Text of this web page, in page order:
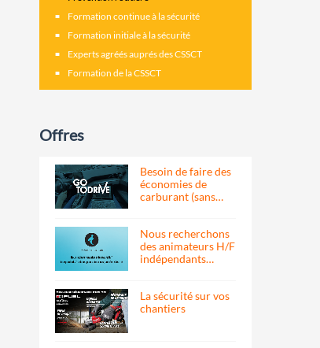
Formation continue à la sécurité
Formation initiale à la sécurité
Experts agréés auprés des CSSCT
Formation de la CSSCT
Offres
Besoin de faire des
économies de
carburant (sans…
Nous recherchons
des animateurs H/F
indépendants…
La sécurité sur vos
chantiers